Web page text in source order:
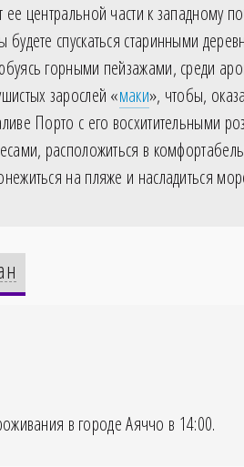
ее центральной части к западному
будете спускаться старинными
горными пейзажами, среди
зарослей «маки», чтобы,
Порто с его восхитительными
расположиться в
на пляже и насладиться
в городе Аяччо в 14:00.